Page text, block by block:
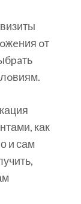
oт
как
и сам